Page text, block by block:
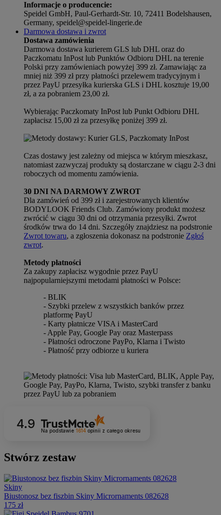
Informacje o producencie:
Speidel GmbH, Paul-Gerhardt-Str. 10, 72411 Bodelshausen,
Germany, speidel@speidel-lingerie.de
Darmowa dostawa i zwrot
Dostawa zamówienia
Darmowa dostawa kurierem GLS lub DHL oraz do
Paczkomatu InPost lub Punktów Odbioru DHL na terenie
Polski przy zamówieniach powyżej 399 zł. Zamawiając za
mniej niż 399 zł przy płatności przelewem tradycyjnym i
przez PayU przesyłka kurierska GLS i DHL kosztuje 19,00
zł, a za pobraniem 23,00 zł.
Wybierając Paczkomaty InPost lub Punkt Odbioru DHL
zapłacisz 15,00 zł za przesyłkę poniżej 399 zł.
Czas dostawy jest zależny od miejsca w którym mieszkasz,
natomiast zazwyczaj produkty są dostarczane w ciągu 2-3 dni
roboczych od momentu zamówienia.
30 DNI NA DARMOWY ZWROT
Dla zamówień od 399 zł i zarejestrowanych klientów
BODYLOOK Friends Club. Zamówiony produkt możesz
zwrócić w ciągu 30 dni od otrzymania przesyłki. Zwrot
środków trwa do 14 dni. Szczegóły znajdziesz na podstronie
Zwrot towaru, a zgłoszenia dokonasz na podstronie Zgłoś
zwrot.
Metody płatności
Za zakupy zapłacisz wygodnie przez PayU
najpopularniejszymi metodami płatności w Polsce:
- BLIK
- Szybki przelew z wszystkich banków przez
platformę PayU
- Karty płatnicze VISA i MasterCard
- Apple Pay, Google Pay oraz Masterpass
- Płatności odroczone PayPo, Klarna i Twisto
- Płatność przy odbiorze u kuriera
4.9
Na podstawie 1614opinii z całego okresu
Stwórz zestaw
Skiny
Biustonosz bez fiszbin Skiny Micrornaments 082628
175 zł